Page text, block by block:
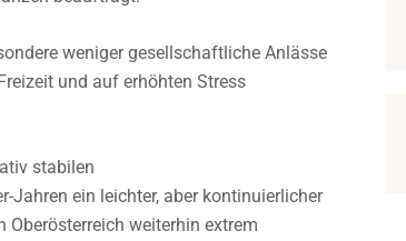
weniger gesellschaftliche Anlässe
und auf erhöhten Stress
stabilen
Jahren ein leichter, aber kontinuierlicher
weiterhin extrem